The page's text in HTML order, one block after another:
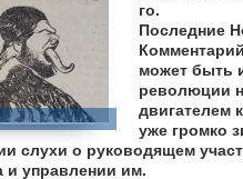
го.
Последние
может быть
революции
двигателем
уже громко
слухи о руководящем
и управлении им.